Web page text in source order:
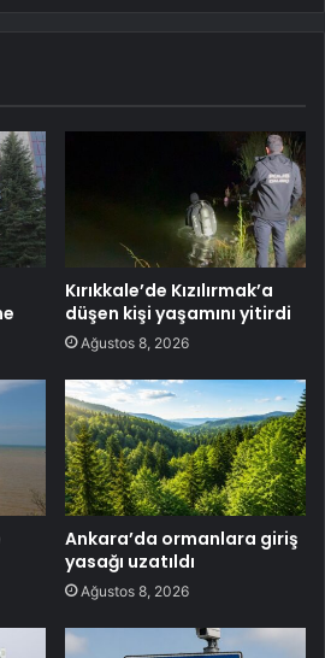
Kırıkkale’de Kızılırmak’a
düşen kişi yaşamını yitirdi
Ağustos 8, 2026
Ankara’da ormanlara giriş
yasağı uzatıldı
Ağustos 8, 2026